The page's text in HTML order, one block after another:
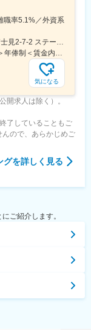
職率5.1%／外資系
＜勤務地詳細＞本社住所：東京都千代田区富士見2-7-2 ステージビルディング8F勤務地最寄駅：JR総武線／飯田橋駅受動喫煙対策：屋内全面禁煙変更の範囲：会社の定める事業所（リモートワーク含む）
＜予定年収＞420万円～700万円＜賃金形態＞年俸制＜賃金内訳＞年額（基本給）：3,319,800円～5,440,000円固定残業手当/月：73,350円～130,000円（固定残業時間30時間0分/月）超過した時間外労働の残業手当は追加支給＜月額＞350,000円～583,333円（12分割）（一律手当を含む）＜昇給有無＞有＜残業手当＞有＜給与補足＞※経験・能力・前職での給与を考慮し､当社規定により決定します。■パフォーマンスボーナス（個人実績連動／年1回■昇給：有（人事評価・会社業績に基づく）賃金はあくまでも目安の金額であり、選考を通じて上下する可能性があります。月給(月額)は固定手当を含めた表記です。
気になる
開求人は除く）。
了していることもご
ので、あらかじめご
グを詳しく見る
ご紹介します。